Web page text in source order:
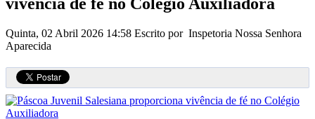
vivência de fé no Colégio Auxiliadora
Quinta, 02 Abril 2026 14:58 Escrito por Inspetoria Nossa Senhora
Aparecida